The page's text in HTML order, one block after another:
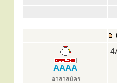
AAAA
อาสาสมัคร